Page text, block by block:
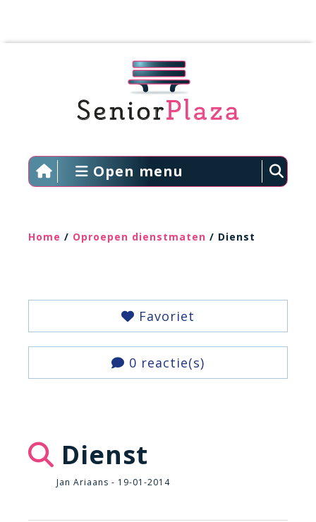
Open menu
Home / Oproepen dienstmaten / Dienst
Favoriet
0 reactie(s)
Dienst
Jan Ariaans - 19-01-2014